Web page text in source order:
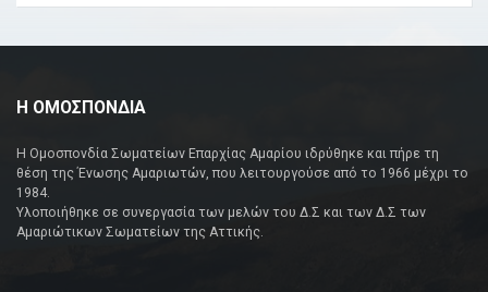
Η ΟΜΟΣΠΟΝΔΙΑ
Η Ομοσπονδία Σωματείων Επαρχίας Αμαρίου ιδρύθηκε και πήρε τη
θέση της Ένωσης Αμαριωτών, που λειτουργούσε από το 1966 μέχρι το
1984.
Υλοποιήθηκε σε συνεργασία των μελών του Δ.Σ και των Δ.Σ των
Αμαριώτικων Σωματείων της Αττικής.